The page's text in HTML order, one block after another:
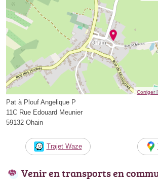
Corriger
Pat à Plouf Angelique P
11C Rue Edouard Meunier
59132 Ohain
Trajet Waze
Venir en transports en